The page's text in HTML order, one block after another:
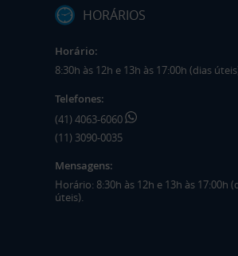
HORÁRIOS
Horário:
8:30h às 12h e 13h às 17:00h (dias
Telefones:
(41) 4063-6060
(11) 3090-0035
Mensagens:
Horário: 8:30h às 12h e 13h às 17:00h
úteis).